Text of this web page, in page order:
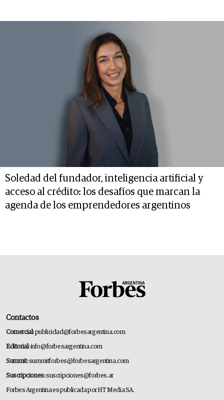
Soledad del fundador, inteligencia artificial y
acceso al crédito: los desafíos que marcan la
agenda de los emprendedores argentinos
Contactos
Comercial:publicidad@forbesargentina.com
Editorial:info@forbesargentina.com
Summit:summitforbes@forbesargentina.com
Suscripciones:suscripciones@forbes.ar
Forbes Argentina es publicada por HT Media SA.